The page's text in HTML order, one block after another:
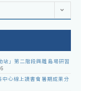
」第二階段與離島場研習
心線上讀書會暑期成果分